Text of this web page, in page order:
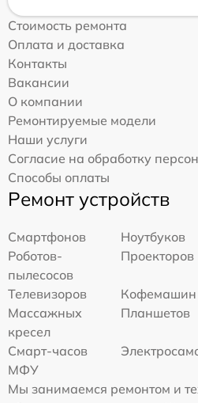
Стоимость ремонта
Оплата и доставка
Контакты
Вакансии
О компании
Ремонтируемые модели
Наши услуги
Согласие на обработку
Способы оплаты
Ремонт устройств
Смартфонов
Ноутбуков
Роботов-
пылесосов
Проекторов
Телевизоров
Кофемашин
Массажных
кресел
Планшетов
Смарт-часов
МФУ
Мы занимаемся ремонтом и